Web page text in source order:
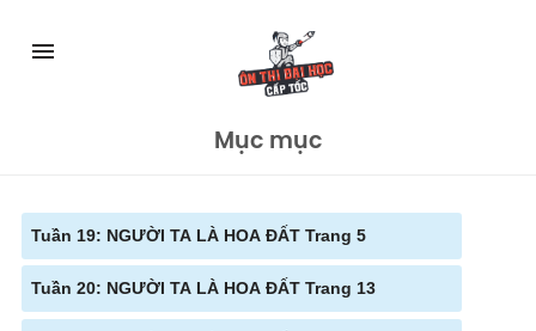
menu
Mục mục
Tuần 19: NGƯỜI TA LÀ HOA ĐẤT Trang 5
Tuần 20: NGƯỜI TA LÀ HOA ĐẤT Trang 13